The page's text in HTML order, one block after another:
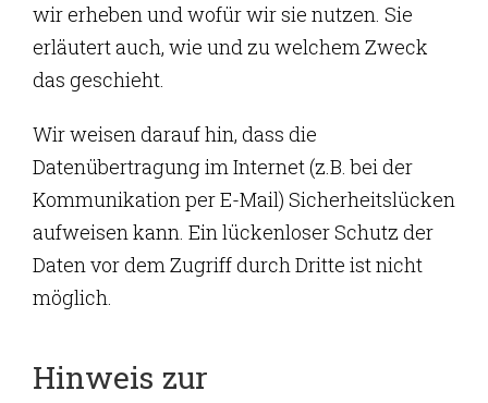
wir erheben und wofür wir sie nutzen. Sie
erläutert auch, wie und zu welchem Zweck
das geschieht.
Wir weisen darauf hin, dass die
Datenübertragung im Internet (z.B. bei der
Kommunikation per E-Mail) Sicherheitslücken
aufweisen kann. Ein lückenloser Schutz der
Daten vor dem Zugriff durch Dritte ist nicht
möglich.
Hinweis zur